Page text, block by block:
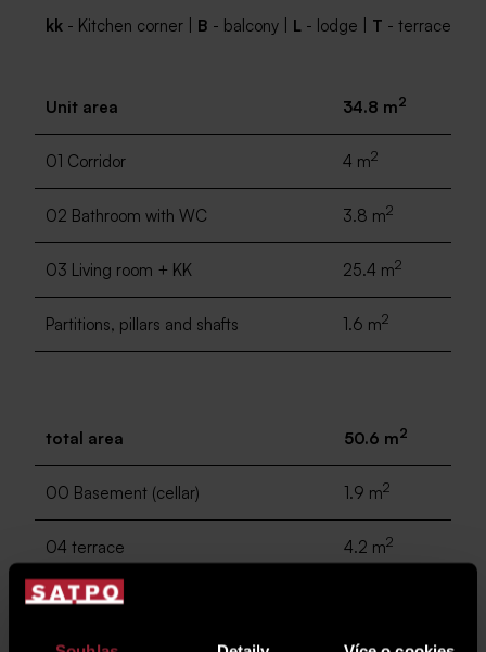
kk - Kitchen corner | B - balcony | L - lodge | T - terrace
Unit area 34.8 m2
01 Corridor 4 m2
02 Bathroom with WC 3.8 m2
03 Living room + KK 25.4 m2
Partitions, pillars and shafts 1.6 m2
total area 50.6 m2
00 Basement (cellar) 1.9 m2
04 terrace 4.2 m2
05 Terrace with vegetation